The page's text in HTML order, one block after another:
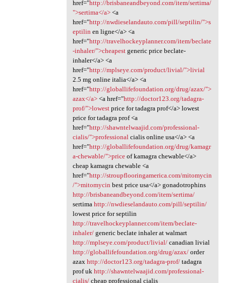
href="http://brisbaneandbeyond.com/item/sertima/
">sertima</a><a
href="http://nwdieselandauto.com/pill/septilin/">s
eptilin en ligne</a> <a
href="http://travelhockeyplanner.com/item/beclate
-inhaler/">cheapestgeneric price beclate-
inhaler</a> <a
href="http://mplseye.com/product/livial/">livial
2.5 mg online italia</a> <a
href="http://globallifefoundation.org/drug/azax/">
azax</a><a href="http://doctor123.org/tadagra-
prof/">lowestprice for tadagra prof</a> lowest
price for tadagra prof <a
href="http://shawntelwaajid.com/professional-
cialis/">professional cialis online usa</a> <a
href="http://globallifefoundation.org/drug/kamagr
a-chewable/">priceof kamagra chewable</a>
cheap kamagra chewable <a
href="http://stroupflooringamerica.com/mitomycin
/">mitomycin best price usa</a> gonadotrophins
http://brisbaneandbeyond.com/item/sertima/
sertima http://nwdieselandauto.com/pill/septilin/
lowest price for septilin
http://travelhockeyplanner.com/item/beclate-
inhaler/generic beclate inhaler at walmart
http://mplseye.com/product/livial/canadian livial
http://globallifefoundation.org/drug/azax/order
azax http://doctor123.org/tadagra-prof/tadagra
prof uk http://shawntelwaajid.com/professional-
cialis/cheap professional cialis